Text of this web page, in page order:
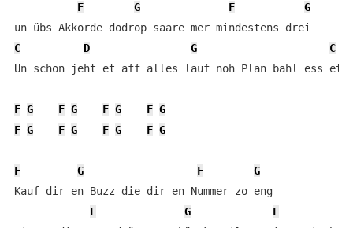
F
G F
G
C
D G
C
Un schon jeht et aff alles läuf noh Plan bahl ess et
F G F G F G F G
F G F G F G F G
F G F
G
Kauf dir en Buzz die dir en Nummer zo eng
F
G F